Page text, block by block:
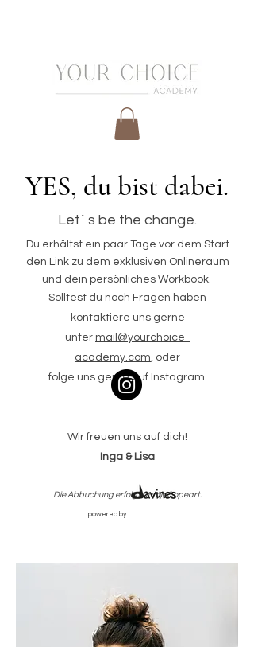
YES, du bist dabei.
Let´ s be the change.
Du erhältst ein paar Tage vor dem Start
den Link zu dem exklusiven Onlineraum
und dein persönliches Workbook.
Solltest du noch Fragen haben
kontaktiere uns gerne
unter mail@yourchoice-
academy.com oder
folge uns gerne auf Instagram.
Wir freuen uns auf dich!
Inga & Lisa
Die Abbuchung erfolgt durch Copeart.
powered by